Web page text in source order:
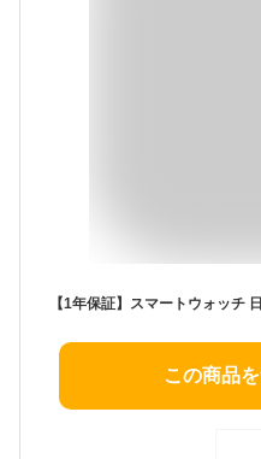
この商品